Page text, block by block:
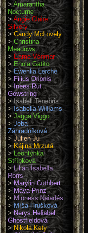
>Amarantha
Nocturne
>Angie Claire
Silvery
>Candy McLovely
>Christina
Meadows
> Eame Vórimar
>Enola Gatito
>Ewenlia Lerche
>Filius Orionis
>Inees Rut
Gowstring
>Isabell Tenebris
> Isabella Williams
>Jagga Viggo
>Jeba
Záhradníková
> Julien Ju
>Kájina Mrzutá
>Leontýnka
Střípková
>Lilian Isabella
Rorrs
>Marylin Cuthbert
> Maya Prinz
> Mioness Naiadés
>Míša Hrušková
>Nerys Heliabel
Ghostfieldová
>Nikola Kety